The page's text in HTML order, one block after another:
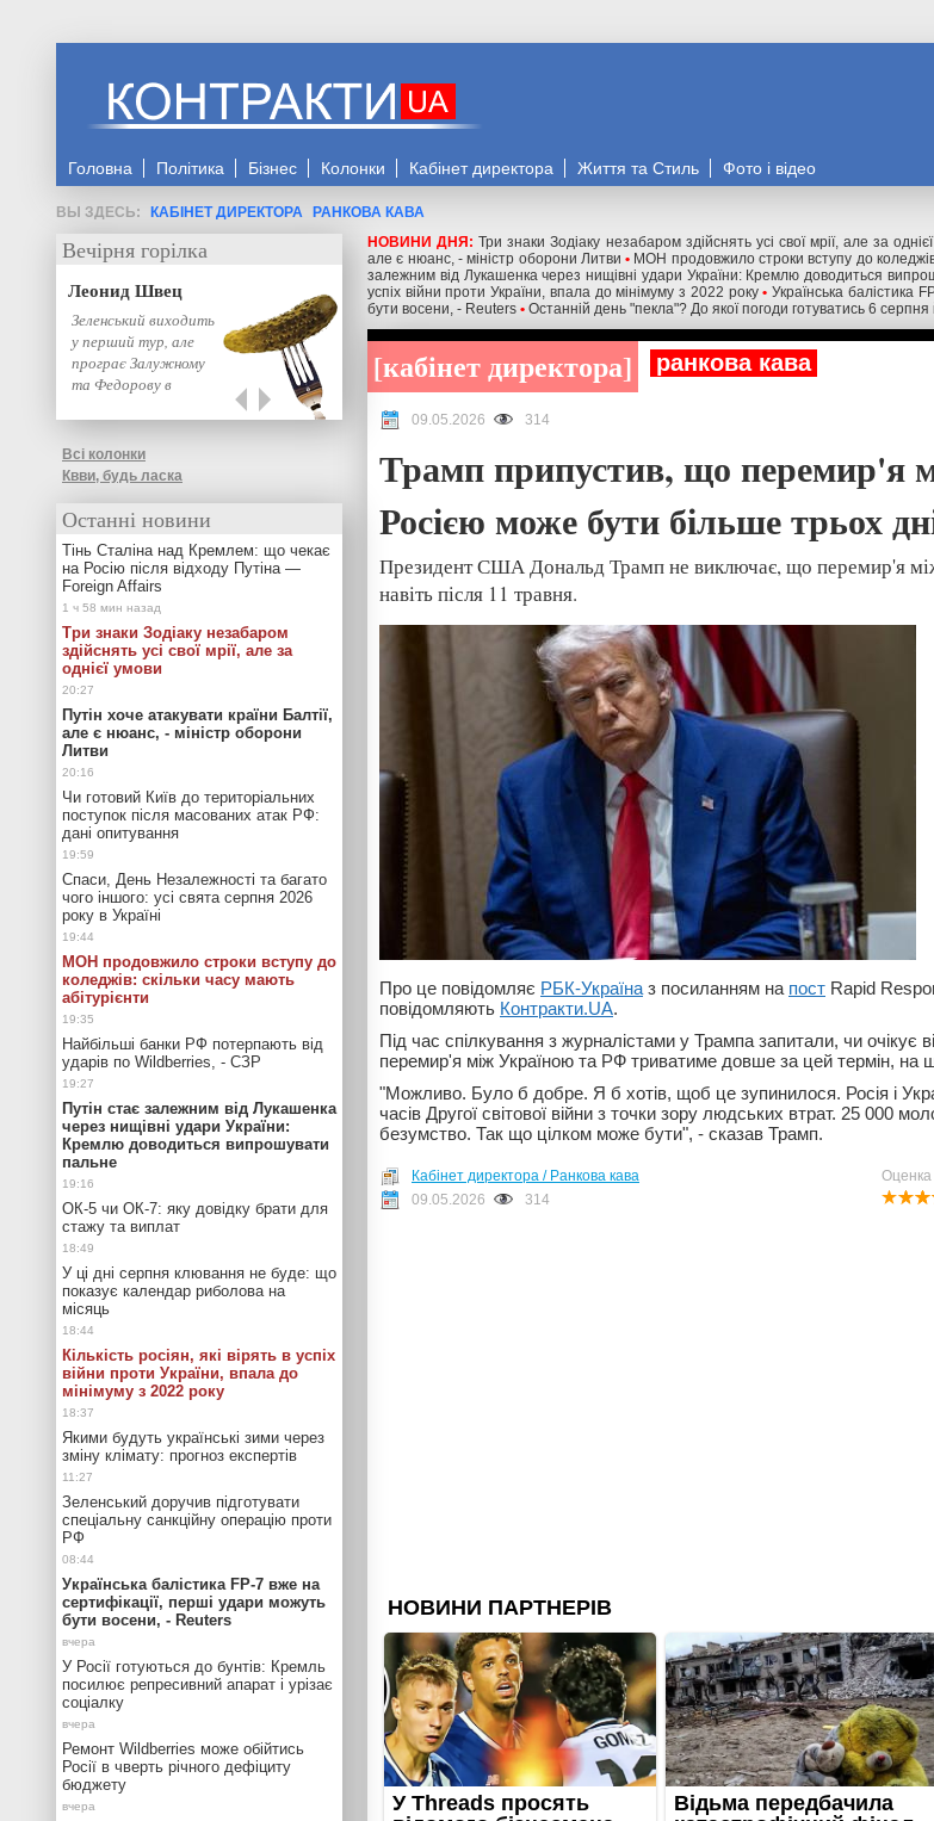
Головна Політика Бізнес Колонки Кабінет директора Життя та Стиль Фото і відео
КАБІНЕТ ДИРЕКТОРА
РАНКОВА КАВА
НОВИНИ ДНЯ:Три знаки Зодіаку незабаром здійснять усі свої мрії, але за
але є нюанс, - міністр оборони Литви • МОН продовжило строки вступу до
залежним від Лукашенка через нищівні удари України: Кремлю доводиться
успіх війни проти України, впала до мінімуму з 2022 року • Українська балістика
бути восени, - Reuters • Останній день "пекла"? До якої погоди готуватись 6
кабінет директора ранкова кава
09.05.2026 314
Трамп припустив, що перемир'я
Росією може бути більше трьох
Президент США Дональд Трамп не виключає, що перемир'я
навіть після 11 травня.
Про це повідомляє РБК-Україна з посиланням на пост Rapid
повідомляють Контракти.UA.
Під час спілкування з журналістами у Трампа запитали, чи
перемир'я між Україною та РФ триватиме довше за цей термін, на
"Можливо. Було б добре. Я б хотів, щоб це зупинилося. Росія і
часів Другої світової війни з точки зору людських втрат. 25 000
безумство. Так що цілком може бути", - сказав Трамп.
Кабінет директора / Ранкова кава
09.05.2026
314
Вечірня горілка
Леонид Швец
Зеленський виходить
у перший тур, але
програє Залужному
та Федорову в
Всі колонки
Квви, будь ласка
Останні новини
Тінь Сталіна над Кремлем: що чекає
на Росію після відходу Путіна —
Foreign Affairs
Три знаки Зодіаку незабаром
здійснять усі свої мрії, але за
однієї умови
Путін хоче атакувати країни Балтії,
але є нюанс, - міністр оборони
Литви
Чи готовий Київ до територіальних
поступок після масованих атак РФ:
дані опитування
Спаси, День Незалежності та багато
чого іншого: усі свята серпня 2026
року в Україні
МОН продовжило строки вступу до
коледжів: скільки часу мають
абітурієнти
Найбільші банки РФ потерпають від
ударів по Wildberries, - СЗР
Путін стає залежним від Лукашенка
через нищівні удари України:
Кремлю доводиться випрошувати
пальне
ОК-5 чи ОК-7: яку довідку брати для
стажу та виплат
У ці дні серпня клювання не буде: що
показує календар риболова на
місяць
Кількість росіян, які вірять в успіх
війни проти України, впала до
мінімуму з 2022 року
Якими будуть українські зими через
зміну клімату: прогноз експертів
Зеленський доручив підготувати
спеціальну санкційну операцію проти
РФ
Українська балістика FP-7 вже на
сертифікації, перші удари можуть
бути восени, - Reuters
У Росії готуються до бунтів: Кремль
посилює репресивний апарат і урізає
соціалку
Ремонт Wildberries може обійтись
Росії в чверть річного дефіциту
бюджету